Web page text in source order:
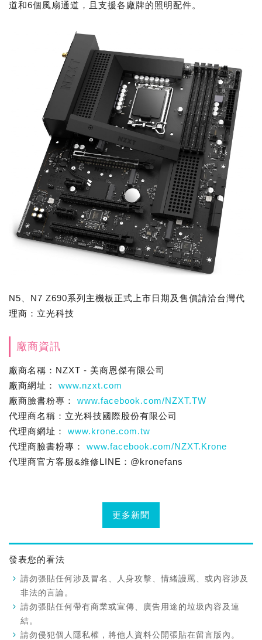
道和6個風扇通道，且支援各廠牌的照明配件。
N5、N7 Z690系列主機板正式上市日期及售價請洽台灣代
理商：立光科技
廠商資訊
廠商名稱：NZXT - 美商恩傑有限公司
廠商網址： www.nzxt.com
廠商臉書粉專： www.facebook.com/NZXT.TW
代理商名稱：立光科技國際股份有限公司
代理商網址： www.krone.com.tw
代理商臉書粉專： www.facebook.com/NZXT.Krone
代理商官方客服&維修LINE：@kronefans
更多新聞
發表您的看法
請勿張貼任何涉及冒名、人身攻擊、情緒謾罵、或內容涉及
非法的言論。
請勿張貼任何帶有商業或宣傳、廣告用途的垃圾內容及連
結。
請勿侵犯個人隱私權，將他人資料公開張貼在留言版內。